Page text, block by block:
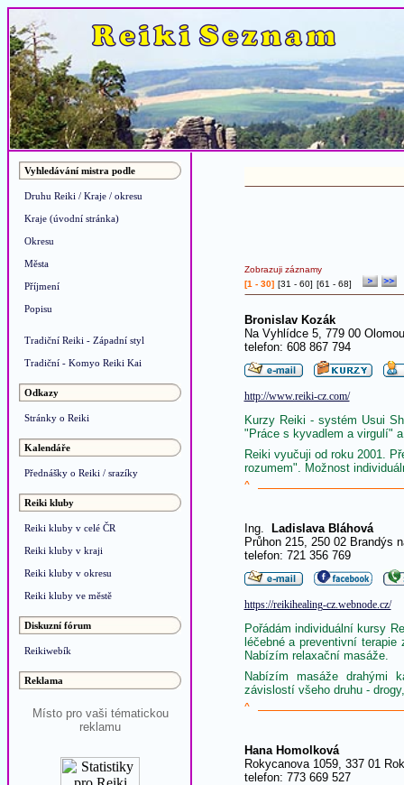
Vyhledávání mistra podle
Druhu Reiki / Kraje / okresu
Kraje (úvodní stránka)
Okresu
Města
Příjmení
Popisu
Tradiční Reiki - Západní styl
Tradiční - Komyo Reiki Kai
Odkazy
Stránky o Reiki
Kalendáře
Přednášky o Reiki / srazíky
Reiki kluby
Reiki kluby v celé ČR
Reiki kluby v kraji
Reiki kluby v okresu
Reiki kluby ve městě
Diskuzní fórum
Reikiwebík
Reklama
Místo pro vaši tématickou
reklamu
Zobrazuji záznamy
[1 - 30] [31 - 60] [61 - 68]
Bronislav Kozák
Na Vyhlídce 5, 779 00
telefon: 608 867 794
http://www.reiki-cz.com/
Kurzy Reiki - systém Usui
"Práce s kyvadlem a virgulí"
Reiki vyučuji od roku 2001.
rozumem". Možnost
^
Ing.
Ladislava Bláhová
Průhon 215, 250 02 Brandýs
telefon: 721 356 769
https://reikihealing-cz.webnode.cz/
Pořádám individuální kursy
léčebné a preventivní
Nabízím relaxační masáže.
Nabízím masáže drahými
závislostí všeho druhu -
^
Hana Homolková
Rokycanova 1059, 337 01
telefon: 773 669 527